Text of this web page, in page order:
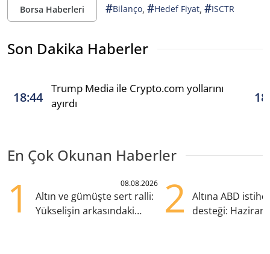
Borsa Haberleri #Bilanço, #Hedef Fiyat, #ISCTR
Son Dakika Haberler
18:44
Trump Media ile Crypto.com yollarını
ayırdı
En Çok Okunan Haberler
1 08.08.2026
Altın ve gümüşte sert ralli:
Yükselişin arkasındaki
2
Altına ABD
desteği: